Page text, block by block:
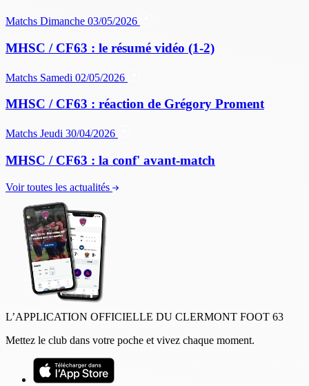
Matchs Dimanche 03/05/2026
MHSC / CF63 : le résumé vidéo (1-2)
Matchs Samedi 02/05/2026
MHSC / CF63 : réaction de Grégory Proment
Matchs Jeudi 30/04/2026
MHSC / CF63 : la conf' avant-match
Voir toutes les actualités
L’APPLICATION OFFICIELLE DU CLERMONT FOOT 63
Mettez le club dans votre poche et vivez chaque moment.